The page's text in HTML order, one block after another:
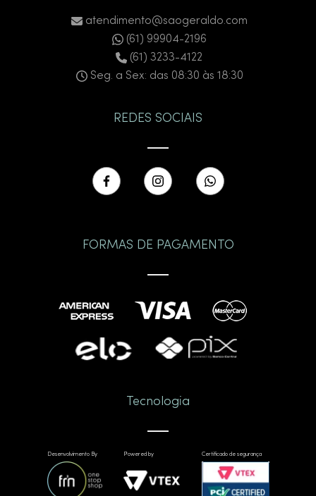
atendimento@saogeraldo.com
(61) 99904-2196
(61) 3233-4122
Seg. a Sex: das 08:30 às 18:30
REDES SOCIAIS
FORMAS DE PAGAMENTO
Tecnologia
Desenvolvimento By Powered by Certificado de segurança